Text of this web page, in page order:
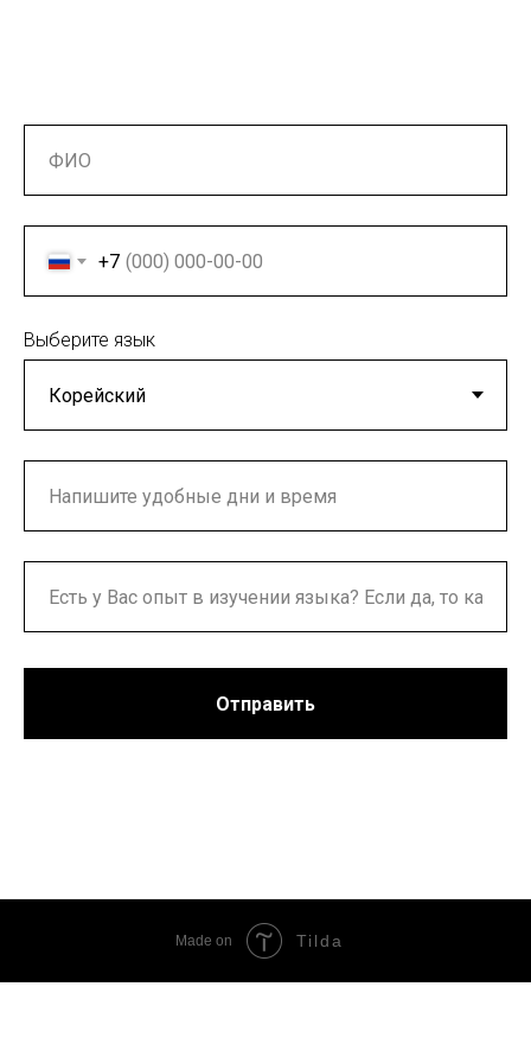
+7
Выберите язык
Отправить
Made on Tilda